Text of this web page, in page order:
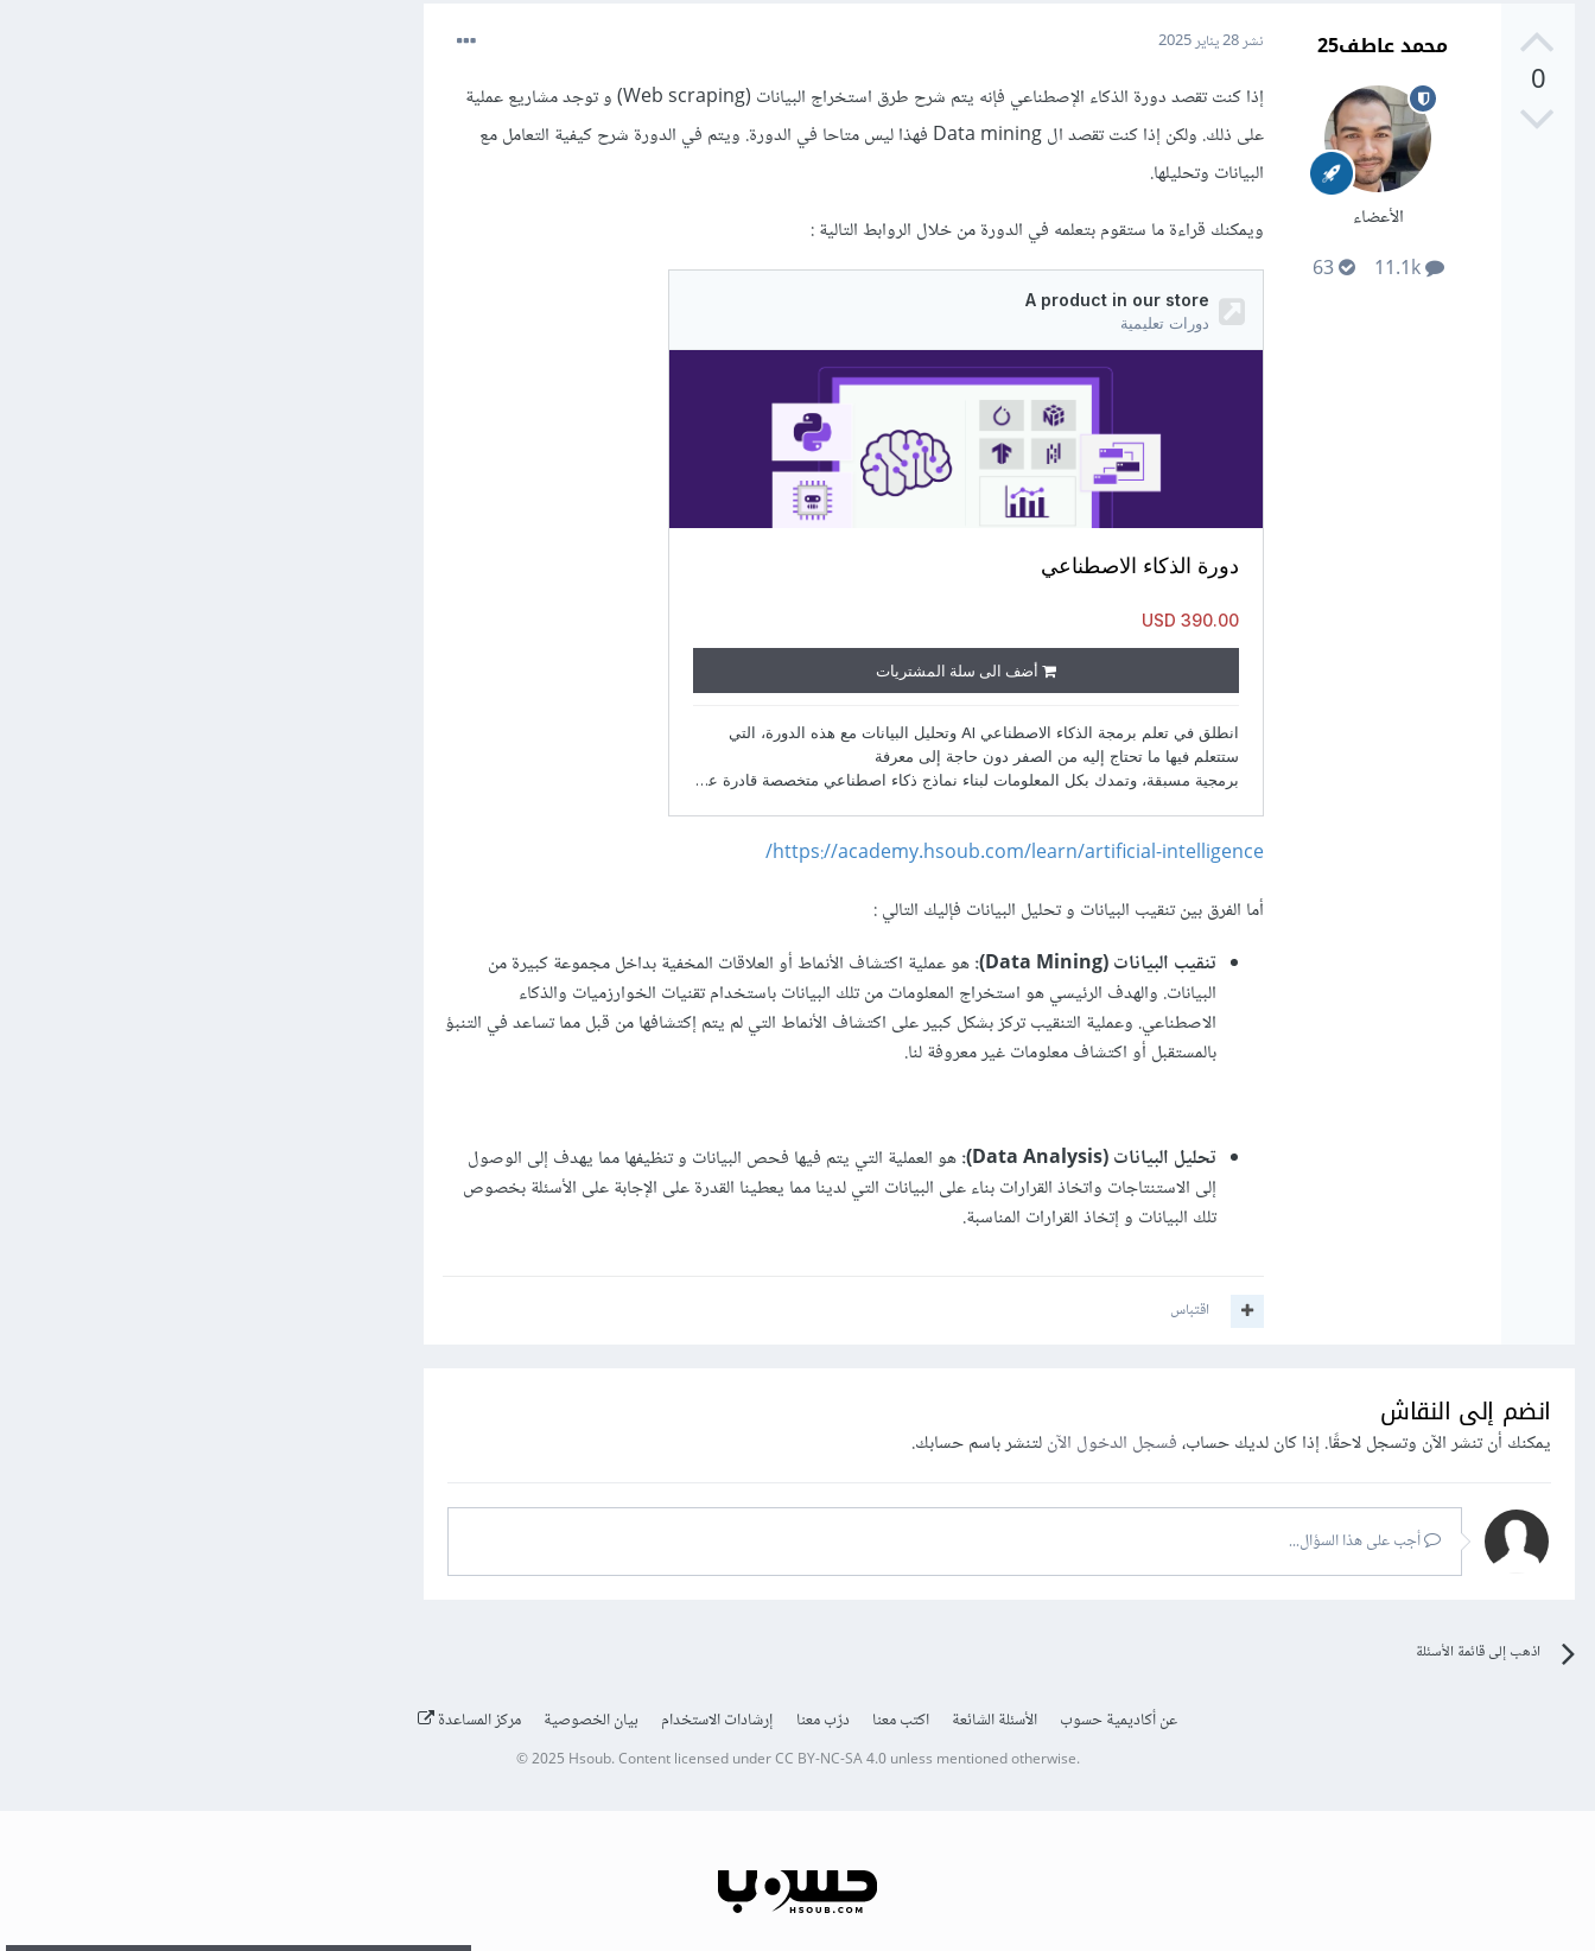
0
محمد عاطف25
الأعضاء
11.1k
63
نشر28 يناير 2025
إذا كنت تقصد دورة الذكاء الإصطناعي فإنه يتم شرح طرق استخراج البيانات (Web scraping) و توجد مشاريع عملية
على ذلك. ولكن إذا كنت تقصد ال Data mining فهذا ليس متاحا في الدورة. ويتم في الدورة شرح كيفية التعامل مع
البيانات وتحليلها.
ويمكنك قراءة ما ستقوم بتعلمه في الدورة من خلال الروابط التالية:
https://academy.hsoub.com/learn/artificial-intelligence/
أما الفرق بين تنقيب البيانات و تحليل البيانات فإليك التالي:
تنقيب البيانات (Data Mining):
هو عملية اكتشاف الأنماط أو العلاقات المخفية بداخل مجموعة كبيرة من
البيانات. والهدف الرئيسي هو استخراج المعلومات من تلك البيانات باستخدام تقنيات الخوارزميات والذكاء
الاصطناعي. وعملية التنقيب تركز بشكل كبير على اكتشاف الأنماط التي لم يتم إكتشافها من قبل مما تساعد في التنبؤ
بالمستقبل أو اكتشاف معلومات غير معروفة لنا.
تحليل البيانات (Data Analysis):
هو العملية التي يتم فيها فحص البيانات و تنظيفها مما يهدف إلى الوصول
إلى الاستنتاجات واتخاذ القرارات بناء على البيانات التي لدينا مما يعطينا القدرة على الإجابة على الأسئلة بخصوص
تلك البيانات و إتخاذ القرارات المناسبة.
اقتباس
انضم إلى النقاش
يمكنك أن تنشر الآن وتسجل لاحقًا. إذا كان لديك حساب،فسجل الدخول الآنلتنشر باسم حسابك.
أجب على هذا السؤال...
اذهب إلى قائمة الأسئلة
عن أكاديمية حسوب الأسئلة الشائعة اكتب معنا درّب معنا إرشادات الاستخدام بيان الخصوصية مركز المساعدة
© 2025 Hsoub.Content licensed underCC BY-NC-SA 4.0unless mentioned otherwise.